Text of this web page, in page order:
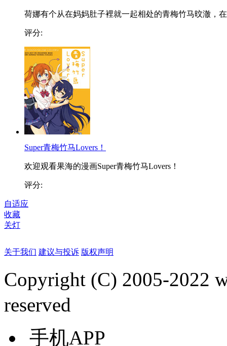
荷娜有个从在妈妈肚子裡就一起相处的青梅竹马旼澈，
评分:
Super青梅竹马Lovers！
欢迎观看果海的漫画Super青梅竹马Lovers！
评分:
自适应
收藏
关灯
关于我们 建议与投诉 版权声明
Copyright (C) 2005-2022
reserved
手机APP